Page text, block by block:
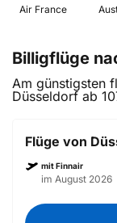
Air France
Billigflüge
Am günstigsten
Düsseldorf ab
Flüge von
mit Finnair
im August 2026